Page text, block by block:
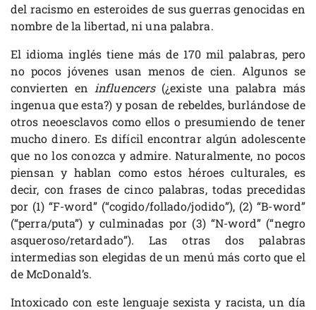
del racismo en esteroides de sus guerras genocidas en
nombre de la libertad, ni una palabra.
El idioma inglés tiene más de 170 mil palabras, pero
no pocos jóvenes usan menos de cien. Algunos se
convierten en influencers(¿existe una palabra más
ingenua que esta?) y posan de rebeldes, burlándose de
otros neoesclavos como ellos o presumiendo de tener
mucho dinero. Es difícil encontrar algún adolescente
que no los conozca y admire. Naturalmente, no pocos
piensan y hablan como estos héroes culturales, es
decir, con frases de cinco palabras, todas precedidas
por (1) “F-word” (“cogido/follado/jodido”), (2) “B-word”
(“perra/puta”) y culminadas por (3) “N-word” (“negro
asqueroso/retardado”). Las otras dos palabras
intermedias son elegidas de un menú más corto que el
de McDonald’s.
Intoxicado con este lenguaje sexista y racista, un día